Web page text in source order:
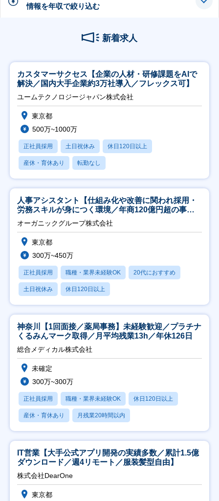
情報を年収で絞り込む
新着求人
カスタマーサクセス【企業の人材・研修課題をAIで
解決／国内大手企業約3万社導入／フレックス可】
ユームテクノロジージャパン株式会社
東京都
500万~1000万
正社員採用 土日祝休み 休日120日以上
産休・育休あり 転勤なし
人事アシスタント【仕組み化や改善に関われ採用・
労務スキルが身につく環境／年商120億円超の事業
会社】
オーガニックグループ株式会社
東京都
300万~450万
正社員採用 職種・業界未経験OK 20代におすすめ
土日祝休み 休日120日以上
神奈川【1回面接／薬局事務】未経験歓迎／プラチナ
くるみんマーク取得／月平均残業13h／年休126日
総合メディカル株式会社
未確定
300万~300万
正社員採用 職種・業界未経験OK 休日120日以上
産休・育休あり 月残業20時間以内
IT営業【大手公式アプリ開発の実績多数／累計1.5億
ダウンロード／週4リモート／服装髪型自由】
株式会社DearOne
東京都